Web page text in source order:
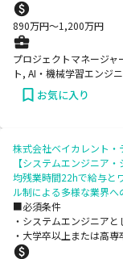
890万円〜1,200万円
プロジェクトマネージ
ト, AI・機械学習エンジ
お気に入り
株式会社ベイカレント・
【システムエンジニア
均残業時間22hで給与と
ル制による多様な業界
■必須条件
・システムエンジニア
・大学卒以上または高専